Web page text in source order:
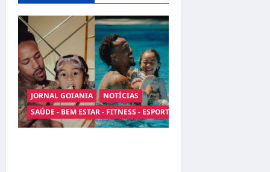
i
o
n
JORNAL GOIANIA
NOTÍCIAS
SAÚDE - BEM ESTAR - FITNESS - ESPORTE